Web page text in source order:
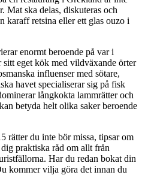
Mat ska delas, diskuteras och
karaff retsina eller ett glas ouzo i
enormt beroende på var i
eget kök med vildväxande örter
influenser med sötare,
havet specialiserar sig på fisk
långkokta lammrätter och
betyda helt olika saker beroende
rätter du inte bör missa, tipsar om
praktiska råd om allt från
Har du redan bokat din
kommer vilja göra det innan du